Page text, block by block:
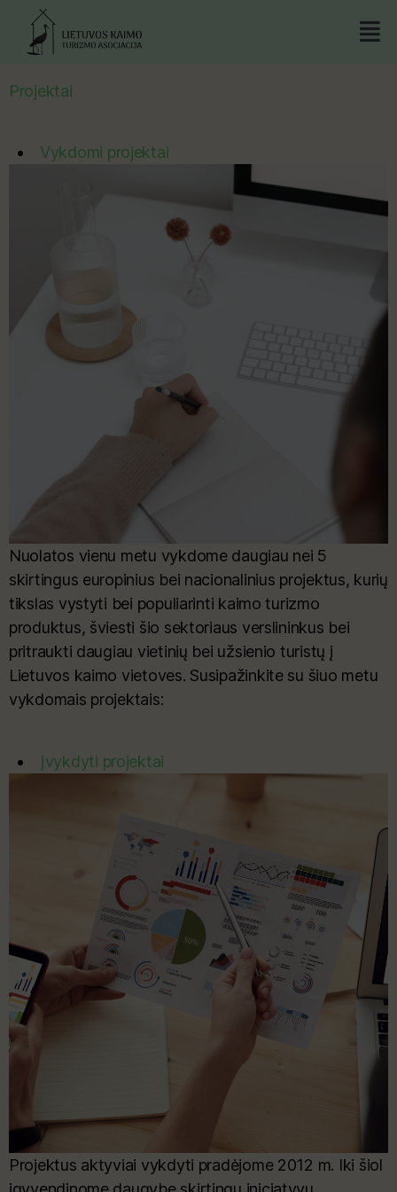
Projektai
Vykdomi projektai
Nuolatos vienu metu vykdome daugiau nei 5
skirtingus europinius bei nacionalinius projektus, kurių
tikslas vystyti bei populiarinti kaimo turizmo
produktus, šviesti šio sektoriaus verslininkus bei
pritraukti daugiau vietinių bei užsienio turistų į
Lietuvos kaimo vietoves. Susipažinkite su šiuo metu
vykdomais projektais:
Įvykdyti projektai
Projektus aktyviai vykdyti pradėjome 2012 m. Iki šiol